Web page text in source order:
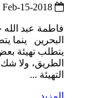
فاطمة عبد الله
البحرين ينما
يتطلب تهيئة
الطريق، ولا
التهيئة ...
المزيد